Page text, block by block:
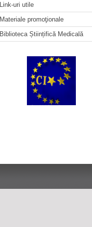
Link-uri utile
Materiale promoţionale
Biblioteca Științifică Medicală